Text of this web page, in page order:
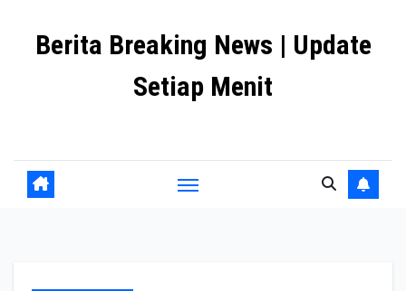
Berita Breaking News | Update
Setiap Menit